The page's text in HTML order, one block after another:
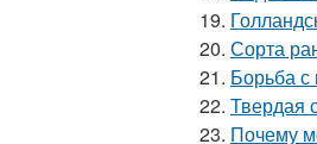
19.
20. Сорта
21. Борьба с
22. Твердая
23. Почему